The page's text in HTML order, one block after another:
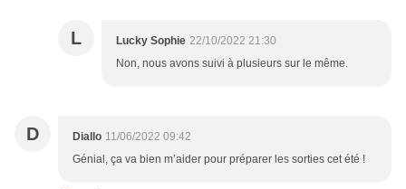
L Lucky Sophie 22/10/2022 21:30
Non, nous avons suivi à plusieurs sur le même.
D Diallo 11/06/2022 09:42
Génial, ça va bien m’aider pour préparer les sorties cet été !